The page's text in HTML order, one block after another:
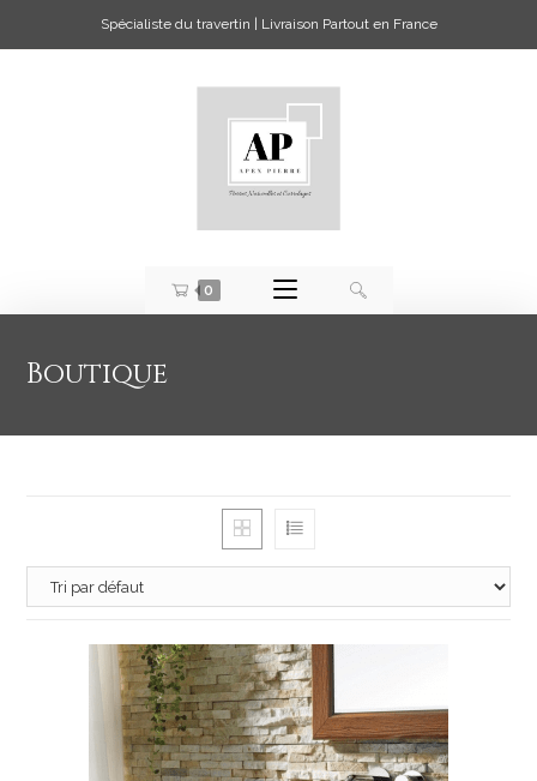
Spécialiste du travertin | Livraison Partout en France
0
Boutique